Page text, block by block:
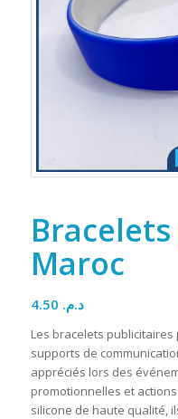
Maroc
د.م.
Les bracelets
supports de
appréciés lors des
promotionnelles et
silicone de haute qualité,